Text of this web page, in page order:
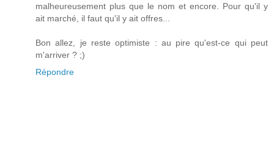
malheureusement plus que le nom et encore. Pour qu'il y
ait marché, il faut qu'il y ait offres...
Bon allez, je reste optimiste : au pire qu'est-ce qui peut
m'arriver ? ;)
Répondre